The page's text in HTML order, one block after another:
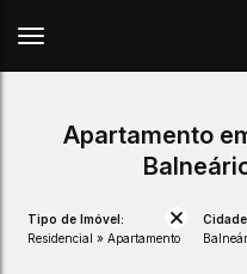
Apartamento
Tipo de Imóvel:
Residencial » Apartamento